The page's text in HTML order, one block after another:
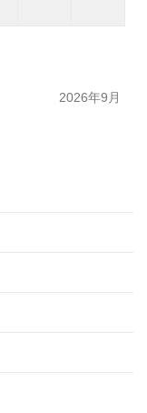
2026年9月